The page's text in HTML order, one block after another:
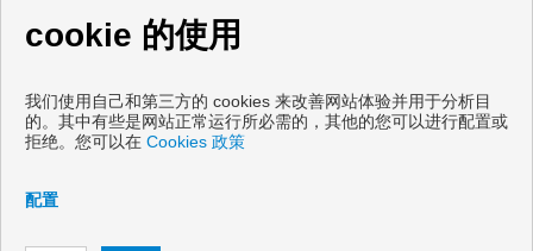
出售地板和住房卡瓦尼亚斯
cookie 的使用
我们使用自己和第三方的 cookies 来改善网站体验并用于分析目
的。其中有些是网站正常运行所必需的，其他的您可以进行配置或
拒绝。您可以在 Cookies 政策
配置